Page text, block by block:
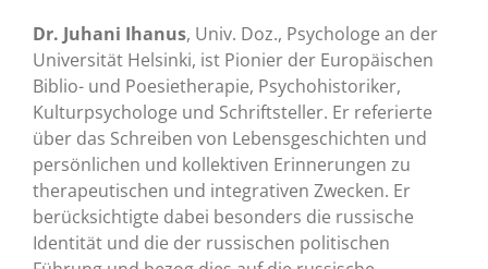
Dr. Juhani Ihanus, Univ. Doz., Psychologe an der
Universität Helsinki, ist Pionier der Europäischen
Biblio- und Poesietherapie, Psychohistoriker,
Kulturpsychologe und Schriftsteller. Er referierte
über das Schreiben von Lebensgeschichten und
persönlichen und kollektiven Erinnerungen zu
therapeutischen und integrativen Zwecken. Er
berücksichtigte dabei besonders die russische
Identität und die der russischen politischen